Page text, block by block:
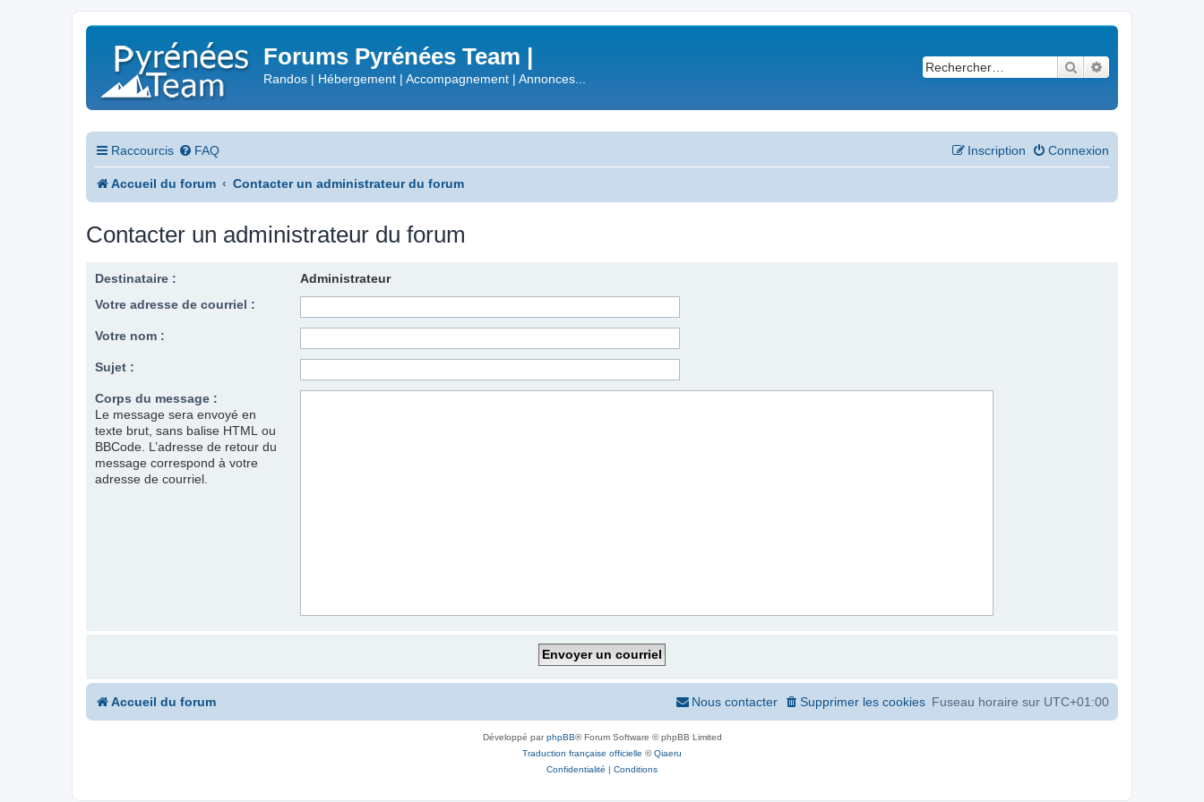
Forums Pyrénées Team |
Randos | Hébergement | Accompagnement | Annonces...
Rechercher
Raccourcis FAQ Connexion
Inscription
Accueil du forum Contacter un administrateur du forum
Contacter un administrateur du forum
Destinataire :
Administrateur
Votre adresse de courriel :
Votre nom :
Sujet :
Corps du message :
Le message sera envoyé en
texte brut, sans balise HTML ou
BBCode. L’adresse de retour du
message correspond à votre
adresse de courriel.
Accueil du forum Fuseau horaire sur UTC+01:00
Supprimer les cookies
Nous contacter
Développé parphpBB® Forum Software © phpBB Limited
Traduction française officielle ©Qiaeru
Confidentialité | Conditions